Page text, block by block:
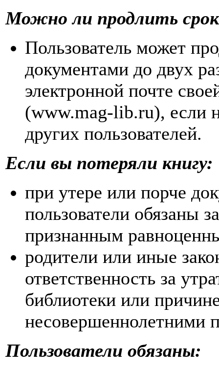
Можно ли продлить
Пользователь может
документами до двух
электронной почте
(www.mag-lib.ru), если
других пользователей.
Если вы потеряли книгу:
при утере или порче
пользователи обязаны
признанным
родители или иные
ответственность за
библиотеки или
несовершеннолетними
Пользователи обязаны: